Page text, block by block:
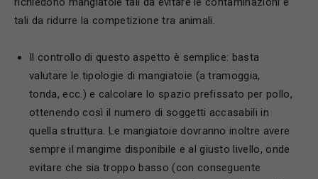
tali da ridurre la competizione tra animali.
Il controllo di questo aspetto è semplice: basta
valutare le tipologie di mangiatoie (a tramoggia,
tonda, ecc.) e calcolare lo spazio prefissato per pollo,
ottenendo così il numero di soggetti accasabili in
quella struttura. Le mangiatoie dovranno inoltre avere
sempre il mangime disponibile e al giusto livello, onde
evitare che sia troppo basso (con conseguente